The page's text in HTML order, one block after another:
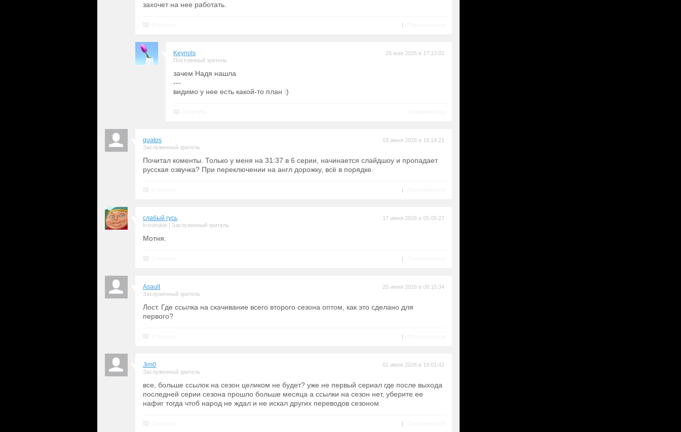
захочет на нее работать.
|
Keynols
Постоянный зритель
26 мая 2026 в 17:13:02
зачем Надя нашла
---
видимо у нее есть какой-то план :)
quatos
Заслуженный зритель
03 июня 2026 в 16:14:21
Почитал коменты. Только у меня на 31:37 в 6 серии, начинается слайдшоу и пропадает
русская озвучка? При переключении на англ дорожку, всё в порядке.
|
слабый гусь
krivorukie Заслуженный зритель
17 июня 2026 в 05:05:27
Мотня.
|
Asault
Заслуженный зритель
25 июня 2026 в 08:15:34
Лост. Где ссылка на скачивание всего второго сезона оптом, как это сделано для
первого?
|
Jim0
Заслуженный зритель
01 июля 2026 в 19:01:42
все, больше ссылок на сезон целиком не будет? уже не первый сериал где после выхода
последней серии сезона прошло больше месяца а ссылки на сезон нет, уберите ее
нафиг тогда чтоб народ не ждал и не искал других переводов сезоном
|